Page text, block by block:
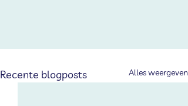
Recente blogposts Alles weergeven